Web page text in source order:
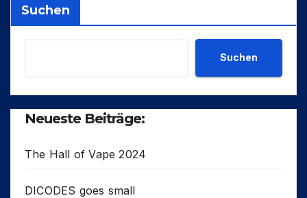
Suchen
Suchen
Neueste Beiträge:
The Hall of Vape 2024
DICODES goes small